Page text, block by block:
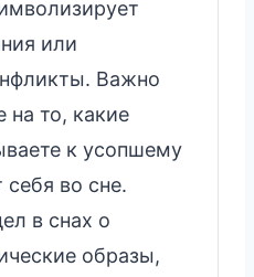
или
Важно
на то, какие
к усопшему
себя во сне.
в снах о
образы,